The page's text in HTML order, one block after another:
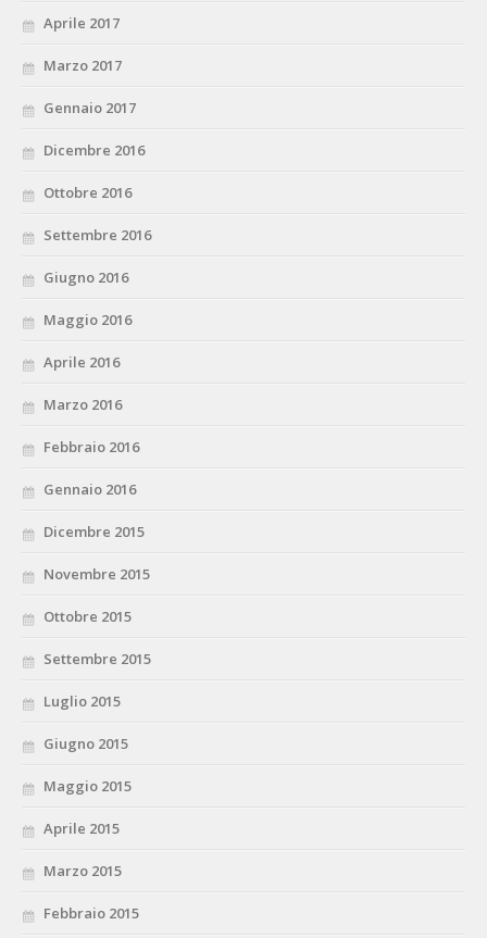
Aprile 2017
Marzo 2017
Gennaio 2017
Dicembre 2016
Ottobre 2016
Settembre 2016
Giugno 2016
Maggio 2016
Aprile 2016
Marzo 2016
Febbraio 2016
Gennaio 2016
Dicembre 2015
Novembre 2015
Ottobre 2015
Settembre 2015
Luglio 2015
Giugno 2015
Maggio 2015
Aprile 2015
Marzo 2015
Febbraio 2015